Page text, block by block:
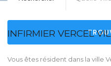
INFIRMIER VERCEL
Vous êtes résident dans la ville